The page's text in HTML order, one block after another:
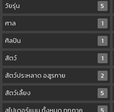
วัยรุ่น
5
ศาล
1
ศิลปิน
1
สัตว์
1
สัตว์ประหลาด อสูรกาย
2
สัตว์เลี้ยง
5